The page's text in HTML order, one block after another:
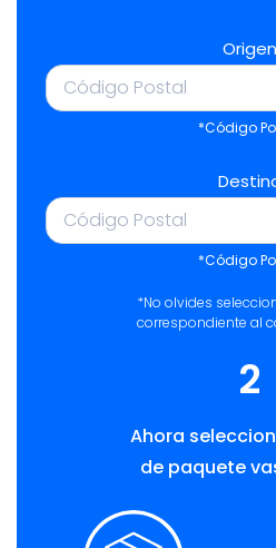
Origen
*Código
*Código
*No olvides
correspondiente al
2
Ahora
de paquete